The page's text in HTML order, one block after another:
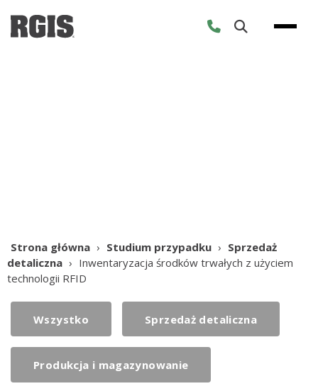
content
Strona główna › Studium przypadku › Sprzedaż
detaliczna › Inwentaryzacja środków trwałych z użyciem
technologii RFID
Wszystko Sprzedaż detaliczna
Produkcja i magazynowanie